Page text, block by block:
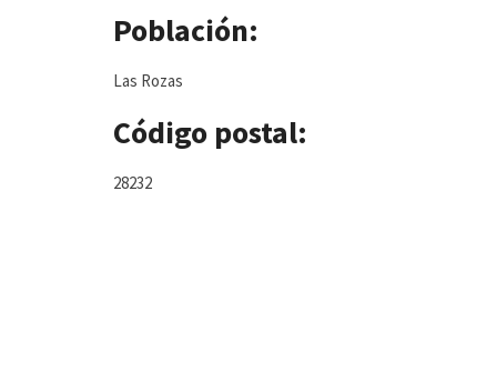
Población:
Las Rozas
Código postal:
28232